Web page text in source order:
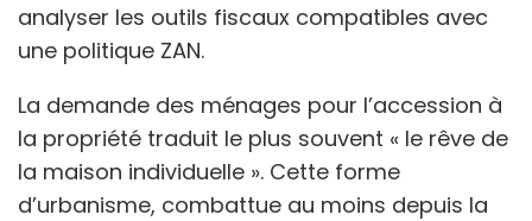
analyser les outils fiscaux compatibles avec
une politique ZAN.
La demande des ménages pour l’accession à
la propriété traduit le plus souvent « le rêve de
la maison individuelle ». Cette forme
d’urbanisme, combattue au moins depuis la